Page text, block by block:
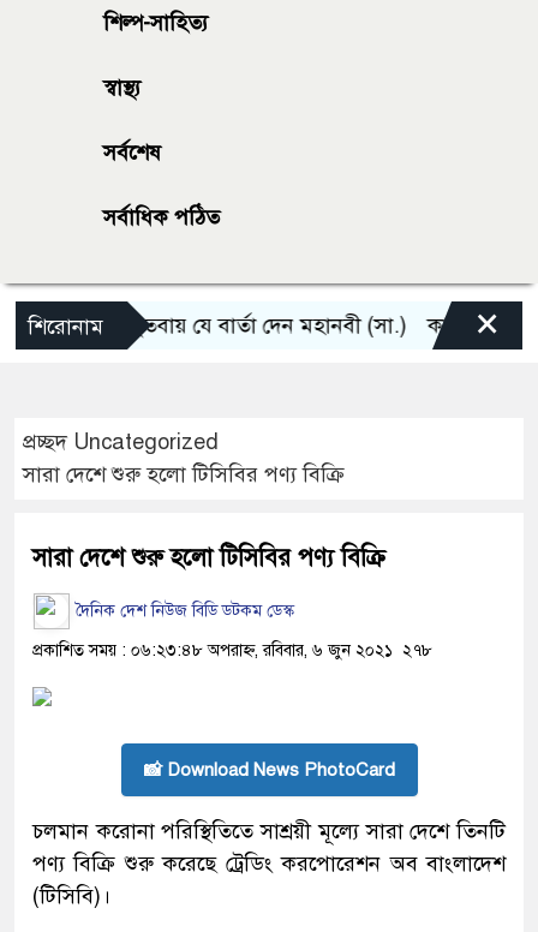
শিল্প-সাহিত্য
স্বাস্থ্য
সর্বশেষ
সর্বাধিক পঠিত
শিরোনাম
জুমার খুতবায় যে বার্তা দেন মহানবী (সা.) কাউকে ×
প্রচ্ছদ Uncategorized
সারা দেশে শুরু হলো টিসিবির পণ্য বিক্রি
সারা দেশে শুরু হলো টিসিবির পণ্য বিক্রি
দৈনিক দেশ নিউজ বিডি ডটকম ডেস্ক
প্রকাশিত সময় : ০৬:২৩:৪৮ অপরাহ্ন, রবিবার, ৬ জুন ২০২১ ২৭৮
📸 Download News PhotoCard
চলমান করোনা পরিস্থিতিতে সাশ্রয়ী মূল্যে সারা দেশে তিনটি
পণ্য বিক্রি শুরু করেছে ট্রেডিং করপোরেশন অব বাংলাদেশ
(টিসিবি)।